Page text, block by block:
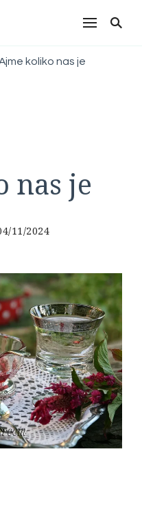
koliko nas je
nas je
11/2024